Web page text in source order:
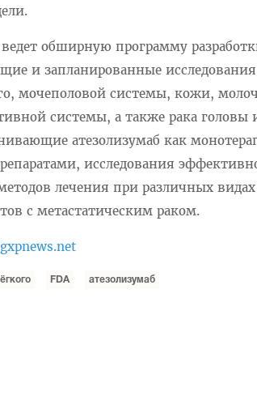
обширную программу
и запланированные
мочеполовой системы, кожи,
системы, а также рака
атезолизумаб как
исследования
лечения при различных
с метастатическим раком.
FDA атезолизумаб